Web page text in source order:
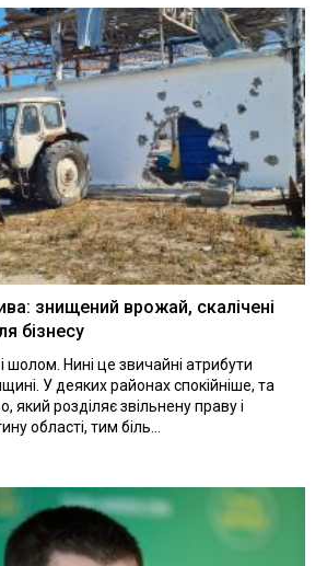
знищений врожай, скалічені
бізнесу
шолом. Нині це звичайні атрибути
У деяких районах спокійніше, та
розділяє звільнену праву і
області, тим біль...